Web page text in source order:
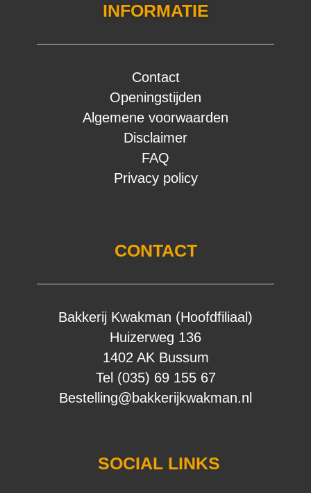
INFORMATIE
Contact
Openingstijden
Algemene voorwaarden
Disclaimer
FAQ
Privacy policy
CONTACT
Bakkerij Kwakman (Hoofdfiliaal)
Huizerweg 136
1402 AK Bussum
Tel (035) 69 155 67
Bestelling@bakkerijkwakman.nl
SOCIAL LINKS